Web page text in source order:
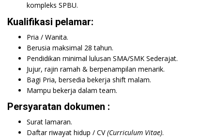
kompleks SPBU.
Kualifikasi pelamar:
Pria / Wanita.
Berusia maksimal 28 tahun.
Pendidikan minimal lulusan SMA/SMK Sederajat.
Jujur, rajin ramah & berpenampilan menarik.
Bagi Pria, bersedia bekerja shift malam.
Mampu bekerja dalam team.
Persyaratan dokumen :
Surat lamaran.
Daftar riwayat hidup / CV(Curriculum Vitae).